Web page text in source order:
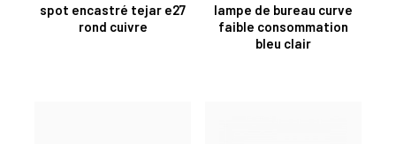
spot encastré tejar e27
rond cuivre
lampe de bureau curve
faible consommation
bleu clair